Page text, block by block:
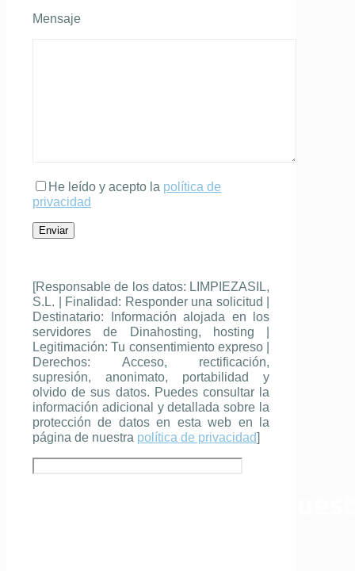
Mensaje
He leído y acepto la política de
privacidad
[Responsable de los datos: LIMPIEZASIL,
S.L. | Finalidad: Responder una solicitud |
Destinatario: Información alojada en los
servidores de Dinahosting, hosting |
Legitimación: Tu consentimiento expreso |
Derechos: Acceso, rectificación,
supresión, anonimato, portabilidad y
olvido de sus datos. Puedes consultar la
información adicional y detallada sobre la
protección de datos en esta web en la
página de nuestra política de privacidad]